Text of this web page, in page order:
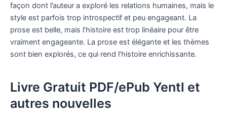
façon dont l’auteur a exploré les relations humaines, mais le
style est parfois trop introspectif et peu engageant. La
prose est belle, mais l’histoire est trop linéaire pour être
vraiment engageante. La prose est élégante et les thèmes
sont bien explorés, ce qui rend l’histoire enrichissante.
Livre Gratuit PDF/ePub Yentl et
autres nouvelles